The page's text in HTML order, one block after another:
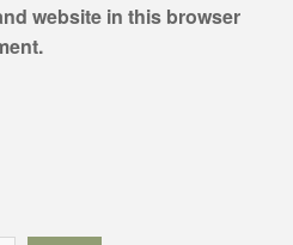
website in this browser